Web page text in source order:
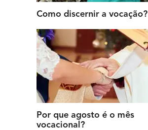
Como discernir a vocação?
Por que agosto é o mês
vocacional?